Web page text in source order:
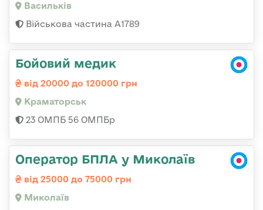
Васильків
Військова частина А1789
Бойовий медик
від 20000 до 120000 грн
Краматорськ
23 ОМПБ 56 ОМПБр
Оператор БПЛА у Миколаїв
від 25000 до 75000 грн
Миколаїв